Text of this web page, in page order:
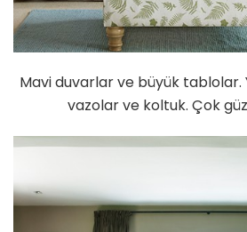
Mavi duvarlar ve büyük tablolar.
vazolar ve koltuk. Çok